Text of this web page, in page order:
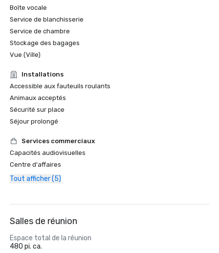
Boîte vocale
Service de blanchisserie
Service de chambre
Stockage des bagages
Vue (Ville)
Installations
Accessible aux fauteuils roulants
Animaux acceptés
Sécurité sur place
Séjour prolongé
Services commerciaux
Capacités audiovisuelles
Centre d'affaires
Tout afficher (5)
Salles de réunion
Espace total de la réunion
480 pi. ca.